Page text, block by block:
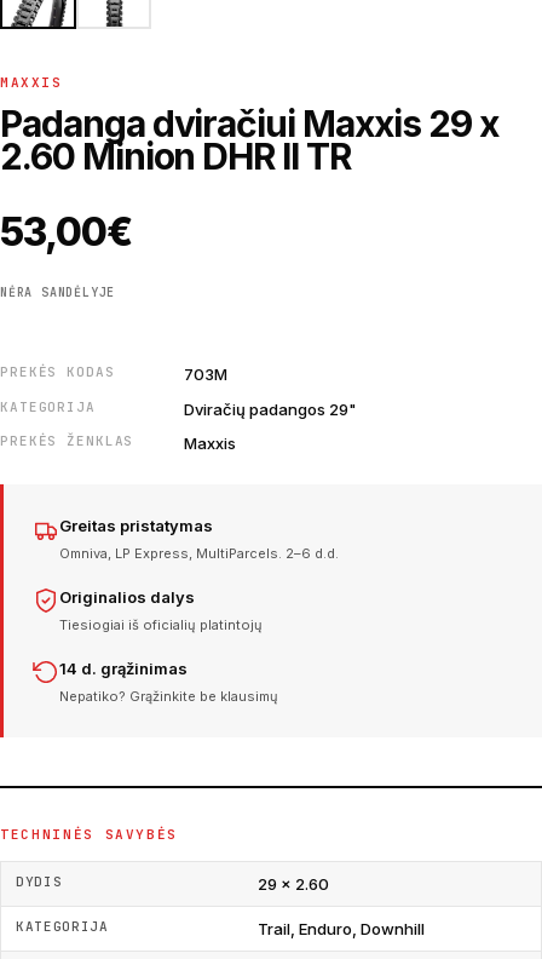
MAXXIS
Padanga dviračiui Maxxis 29 x
2.60 Minion DHR II TR
53,00€
NĖRA SANDĖLYJE
PREKĖS KODAS 703M
KATEGORIJA Dviračių padangos 29"
PREKĖS ŽENKLAS Maxxis
Greitas pristatymas
Omniva, LP Express, MultiParcels. 2–6 d.d.
Originalios dalys
Tiesiogiai iš oficialių platintojų
14 d. grąžinimas
Nepatiko? Grąžinkite be klausimų
TECHNINĖS SAVYBĖS
DYDIS 29 × 2.60
KATEGORIJA Trail, Enduro, Downhill